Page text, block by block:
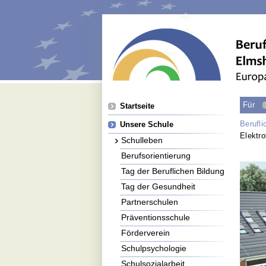
Für
Navigation
Startseite
Unsere Schule
Schulleben
Berufsorientierung
Tag der Beruflichen Bildung
Tag der Gesundheit
Partnerschulen
Präventionsschule
Förderverein
Schulpsychologie
Schulsozialarbeit